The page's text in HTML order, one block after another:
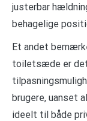
justerbar
behagelige
Et andet
toiletsæde er
brugere, uanset
ideelt til både